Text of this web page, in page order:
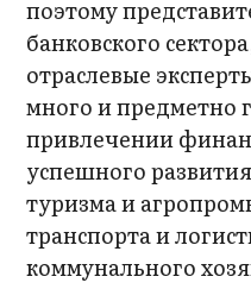
поэтому
банковского
отраслевые
много и предметно
привлечении
успешного
туризма и
транспорта и
коммунального